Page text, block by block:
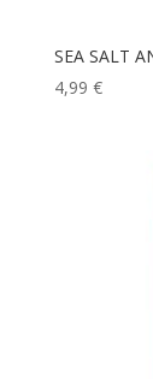
SEA SALT
4,99 €